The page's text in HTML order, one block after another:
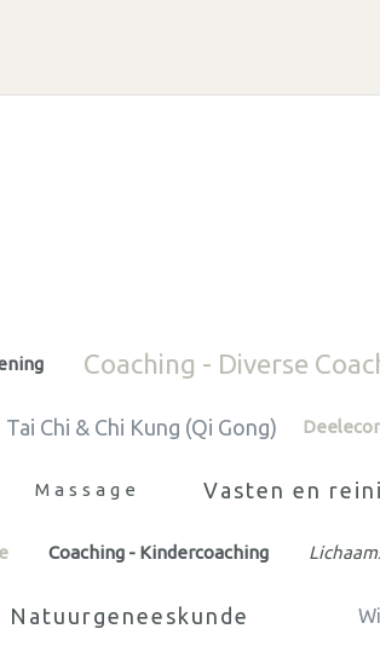
Coaching - Diverse
Tai Chi & Chi Kung (Qi Gong)
Massage Vasten en
Coaching - Kindercoaching
Natuurgeneeskunde